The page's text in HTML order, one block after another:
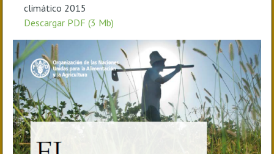
climático 2015
Descargar PDF (3 Mb)